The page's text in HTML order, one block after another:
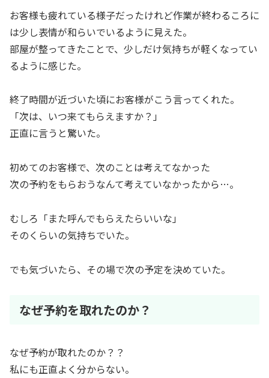
お客様も疲れている様子だったけれど作業が終わるころに
は少し表情が和らいでいるように見えた。
部屋が整ってきたことで、少しだけ気持ちが軽くなってい
るように感じた。
終了時間が近づいた頃にお客様がこう言ってくれた。
「次は、いつ来てもらえますか？」
正直に言うと驚いた。
初めてのお客様で、次のことは考えてなかった
次の予約をもらおうなんて考えていなかったから…。
むしろ「また呼んでもらえたらいいな」
そのくらいの気持ちでいた。
でも気づいたら、その場で次の予定を決めていた。
なぜ予約を取れたのか？
なぜ予約が取れたのか？？
私にも正直よく分からない。